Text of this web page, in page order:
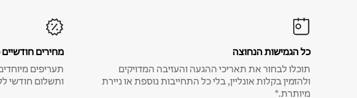
כל הגמישות הנחוצה
תוכלו לבחור את תאריכי ההגעה והעזיבה המדויקים
ולהזמין בקלות אונליין, בלי כל התחייבות נוספת או ניירת
מיותרת.*
מחירים
תעריפים
ותשלום חודשי